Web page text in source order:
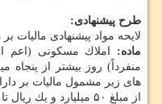
طرح پیشنهادی:
لایحه مواد پیشنهادی
ماده:
املاك مسكونی (اعم
منفرداً) روز بیشتر از پنجاه
های زیر مشمول مالیات بر
از مبلغ ۵۰ میلیارد و یك ریال تا ۷۰ میلیارد ریال یك در هزار